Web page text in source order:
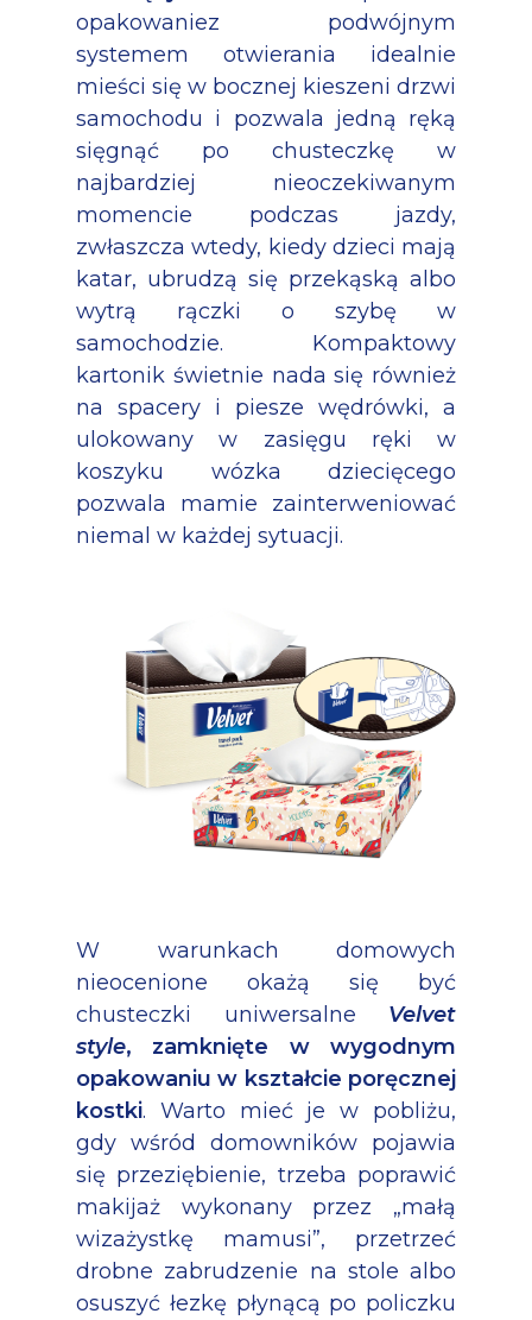
opakowaniez podwójnym
systemem otwierania idealnie
mieści się w bocznej kieszeni drzwi
samochodu i pozwala jedną ręką
sięgnąć po chusteczkę w
najbardziej nieoczekiwanym
momencie podczas jazdy,
zwłaszcza wtedy, kiedy dzieci mają
katar, ubrudzą się przekąską albo
wytrą rączki o szybę w
samochodzie. Kompaktowy
kartonik świetnie nada się również
na spacery i piesze wędrówki, a
ulokowany w zasięgu ręki w
koszyku wózka dziecięcego
pozwala mamie zainterweniować
niemal w każdej sytuacji.
W warunkach domowych
nieocenione okażą się być
chusteczki uniwersalne Velvet
style, zamknięte w wygodnym
opakowaniu w kształcie poręcznej
kostki. Warto mieć je w pobliżu,
gdy wśród domowników pojawia
się przeziębienie, trzeba poprawić
makijaż wykonany przez „małą
wizażystkę mamusi”, przetrzeć
drobne zabrudzenie na stole albo
osuszyć łezkę płynącą po policzku